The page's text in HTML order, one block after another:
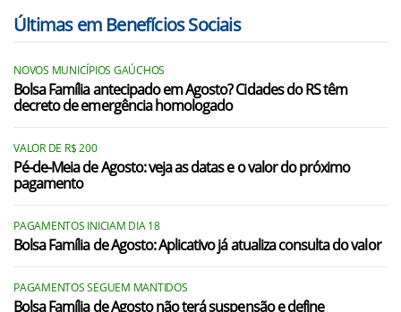
Últimas em Benefícios Sociais
NOVOS MUNICÍPIOS GAÚCHOS
Bolsa Família antecipado em Agosto? Cidades do RS têm
decreto de emergência homologado
VALOR DE R$ 200
Pé-de-Meia de Agosto: veja as datas e o valor do próximo
pagamento
PAGAMENTOS INICIAM DIA 18
Bolsa Família de Agosto: Aplicativo já atualiza consulta do valor
PAGAMENTOS SEGUEM MANTIDOS
Bolsa Família de Agosto não terá suspensão e define